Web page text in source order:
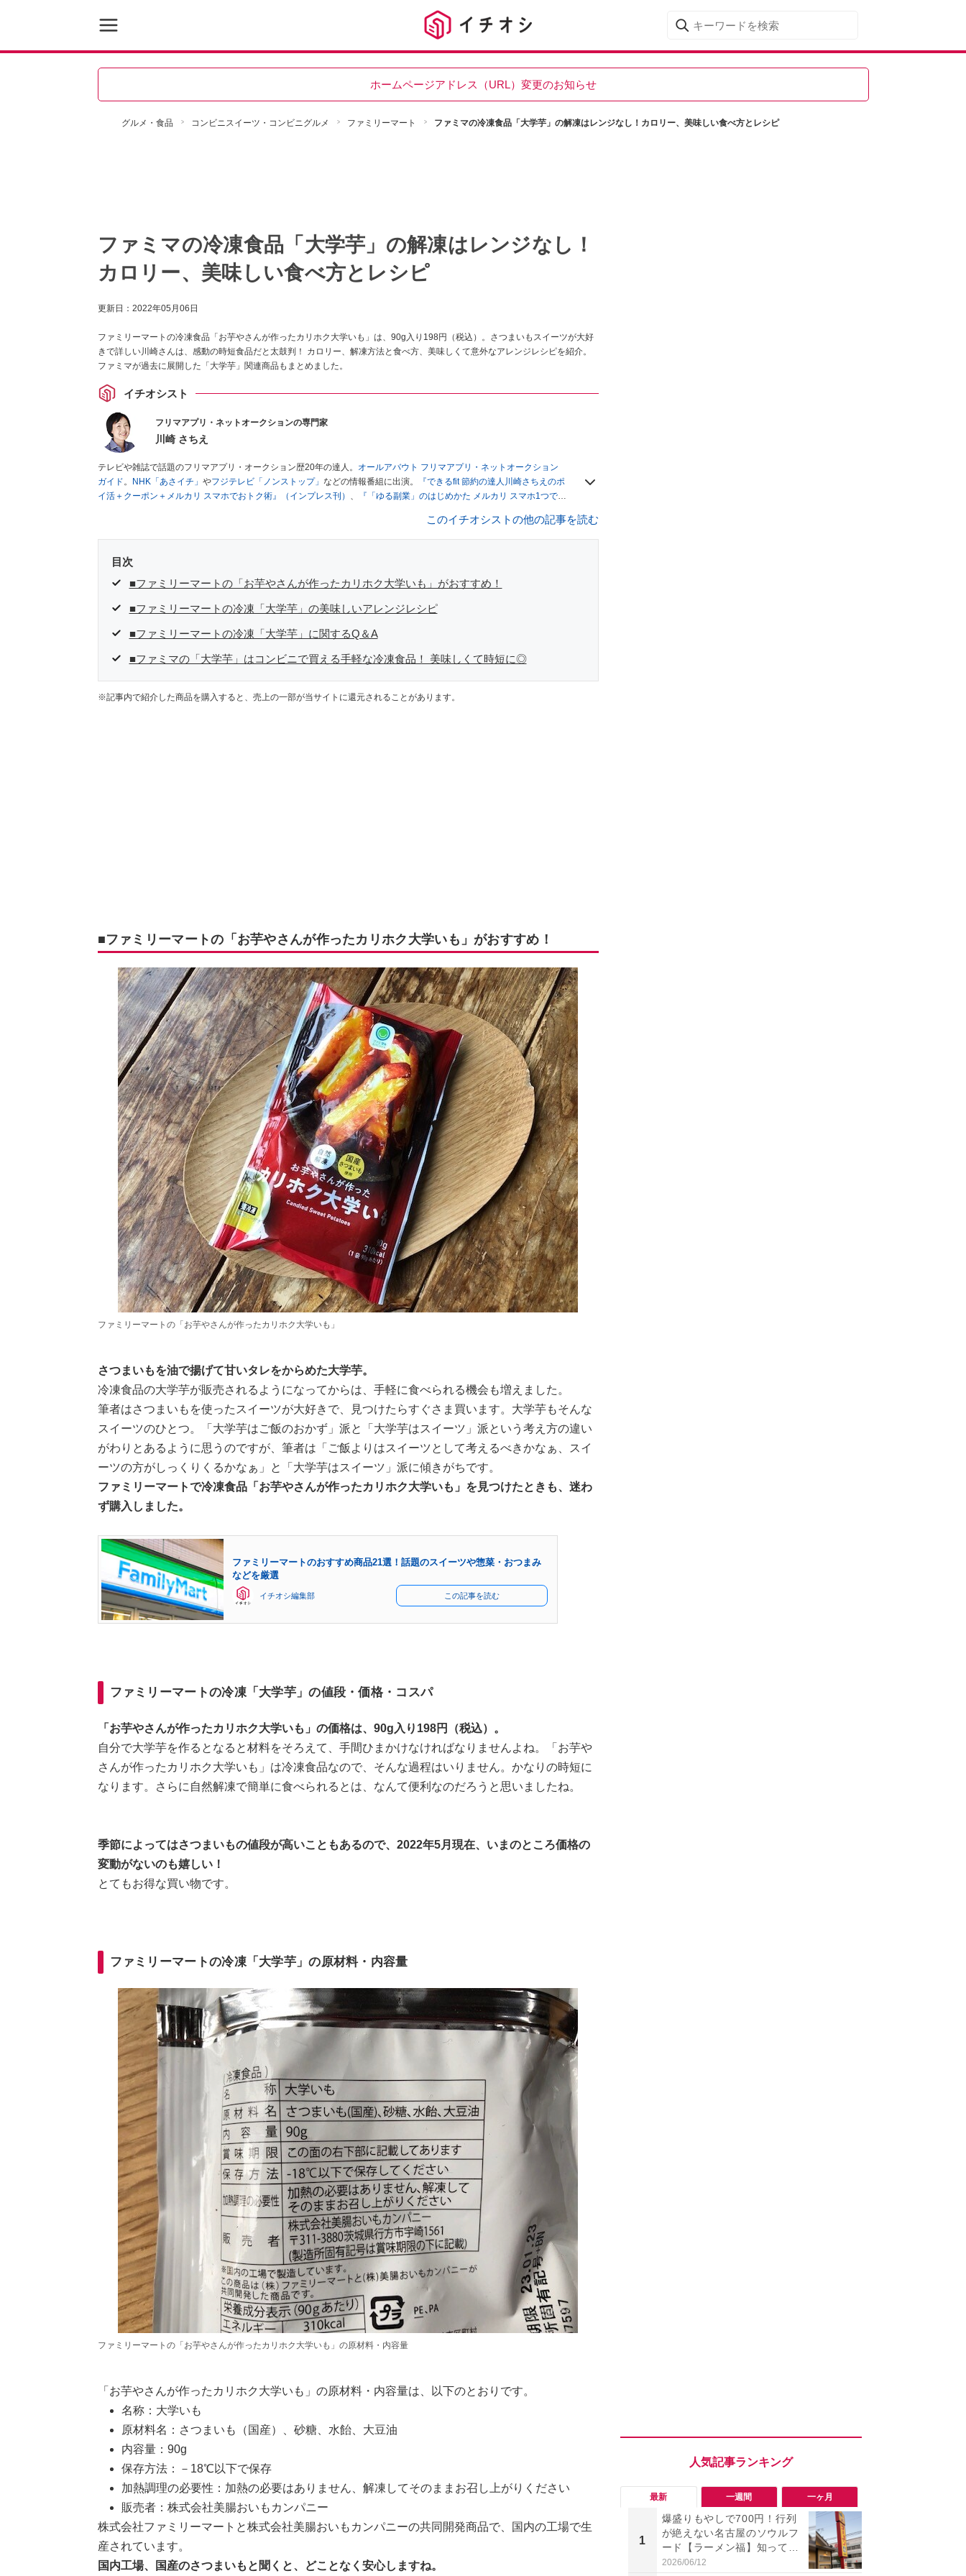
ホームページアドレス（URL）変更のお知らせ
グルメ・食品 コンビニスイーツ・コンビニグルメ ファミリーマート ファミマの冷凍食品「大学芋」の解凍はレンジなし！カロリー、美味しい食べ方とレシピ
ファミマの冷凍食品「大学芋」の解凍はレンジなし！
カロリー、美味しい食べ方とレシピ
更新日： 2022年05月06日
ファミリーマートの冷凍食品「お芋やさんが作ったカリホク大学いも」は、90g入り198円（税込）。さつまいもスイーツが大好
きで詳しい川崎さんは、感動の時短食品だと太鼓判！ カロリー、解凍方法と食べ方、美味しくて意外なアレンジレシピを紹介。
ファミマが過去に展開した「大学芋」関連商品もまとめました。
イチオシスト
フリマアプリ・ネットオークションの専門家
川崎 さちえ
テレビや雑誌で話題のフリマアプリ・オークション歴20年の達人。
オールアバウト フリマアプリ・ネットオークション
ガイド。 NHK「あさイチ」 やフジテレビ「ノンストップ」 などの情報番組に出演。
『できるfit 節約の達人川崎さちえのポ
イ活＋クーポン＋メルカリ スマホでおトク術』（インプレス刊） 、
『「ゆる副業」のはじめかた メルカリ スマホ1つでス
■経歴：2003年、夫が子育てをするために、突然会社を辞める。翌月からの給料が０円になり、家にいながら、しかも空
いた時間でできるオークションに目をつける。しかし、取引の仕方がわからずに、まずは落札者として参加。その後、出
を生活の一部に取り入れるべく、「ネットオークションやフリマアプリは生活のインフラになる」という考えを持つ。ま
た消費税増税の社会においては、ネットオークションやフリマアプリが家計の救世主になりえると考え、業者とは違う視
このイチオシストの他の記事を読む
目次
■ファミリーマートの「お芋やさんが作ったカリホク大学いも」がおすすめ！
■ファミリーマートの冷凍「大学芋」の美味しいアレンジレシピ
■ファミリーマートの冷凍「大学芋」に関するQ＆A
■ファミマの「大学芋」はコンビニで買える手軽な冷凍食品！ 美味しくて時短に◎
※記事内で紹介した商品を購入すると、売上の一部が当サイトに還元されることがあります。
■ファミリーマートの「お芋やさんが作ったカリホク大学いも」がおすすめ！
ファミリーマートの「お芋やさんが作ったカリホク大学いも」
さつまいもを油で揚げて甘いタレをからめた大学芋。
冷凍食品の大学芋が販売されるようになってからは、手軽に食べられる機会も増えました。
筆者はさつまいもを使ったスイーツが大好きで、見つけたらすぐさま買います。大学芋もそんな
スイーツのひとつ。「大学芋はご飯のおかず」派と「大学芋はスイーツ」派という考え方の違い
がわりとあるように思うのですが、筆者は「ご飯よりはスイーツとして考えるべきかなぁ、スイ
ーツの方がしっくりくるかなぁ」と「大学芋はスイーツ」派に傾きがちです。
ファミリーマートで冷凍食品「お芋やさんが作ったカリホク大学いも」を見つけたときも、迷わ
ず購入しました。
ファミリーマートのおすすめ商品21選！話題のスイーツや惣菜・おつまみ
などを厳選
イチオシ編集部 この記事を読む
ファミリーマートの冷凍「大学芋」の値段・価格・コスパ
「お芋やさんが作ったカリホク大学いも」の価格は、90g入り198円（税込）。
自分で大学芋を作るとなると材料をそろえて、手間ひまかけなければなりませんよね。「お芋や
さんが作ったカリホク大学いも」は冷凍食品なので、そんな過程はいりません。かなりの時短に
なります。さらに自然解凍で簡単に食べられるとは、なんて便利なのだろうと思いましたね。
季節によってはさつまいもの値段が高いこともあるので、2022年5月現在、いまのところ価格の
変動がないのも嬉しい！
とてもお得な買い物です。
ファミリーマートの冷凍「大学芋」の原材料・内容量
ファミリーマートの「お芋やさんが作ったカリホク大学いも」の原材料・内容量
「お芋やさんが作ったカリホク大学いも」の原材料・内容量は、以下のとおりです。
名称：大学いも
原材料名：さつまいも（国産）、砂糖、水飴、大豆油
内容量：90g
保存方法：－18℃以下で保存
加熱調理の必要性：加熱の必要はありません、解凍してそのままお召し上がりください
販売者：株式会社美腸おいもカンパニー
株式会社ファミリーマートと株式会社美腸おいもカンパニーの共同開発商品で、国内の工場で生
産されています。
国内工場、国産のさつまいもと聞くと、どことなく安心しますね。
最新 一週間 一ヶ月
1
爆盛りもやしで700円！行列
が絶えない名古屋のソウルフ
ード【ラーメン福】知って
る？
2026/06/12